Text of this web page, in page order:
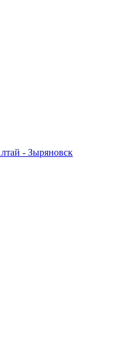
- Зыряновск